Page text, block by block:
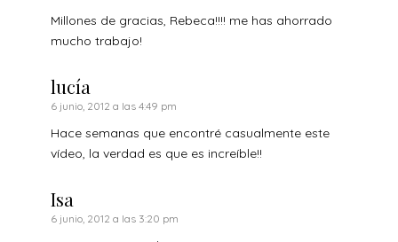
Millones de gracias, Rebeca!!!! me has ahorrado
mucho trabajo!
lucía
6 junio, 2012 a las 4:49 pm
Hace semanas que encontré casualmente este
vídeo, la verdad es que es increíble!!
Isa
6 junio, 2012 a las 3:20 pm